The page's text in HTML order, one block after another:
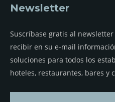
Newsletter
Suscríbase gratis al
recibir en su e-mail
soluciones para todos los
hoteles, restaurantes, bares y